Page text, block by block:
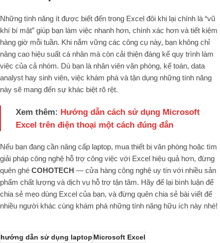
Những tính năng ít được biết đến trong Excel đôi khi lại chính là “vũ
khí bí mật” giúp bạn làm việc nhanh hơn, chính xác hơn và tiết kiệm
hàng giờ mỗi tuần. Khi nắm vững các công cụ này, bạn không chỉ
nâng cao hiệu suất cá nhân mà còn cải thiện đáng kể quy trình làm
việc của cả nhóm. Dù bạn là nhân viên văn phòng, kế toán, data
analyst hay sinh viên, việc khám phá và tận dụng những tính năng
này sẽ mang đến sự khác biệt rõ rệt.
Xem thêm: Hướng dẫn cách sử dụng Microsoft
Excel trên điện thoại một cách đúng đắn
Nếu bạn đang cần nâng cấp laptop, mua thiết bị văn phòng hoặc tìm
giải pháp công nghệ hỗ trợ công việc với Excel hiệu quả hơn, đừng
quên ghé COHOTECH — cửa hàng công nghệ uy tín với nhiều sản
phẩm chất lượng và dịch vụ hỗ trợ tận tâm. Hãy để lại bình luận để
chia sẻ mẹo dùng Excel của bạn, và đừng quên chia sẻ bài viết để
nhiều người khác cùng khám phá những tính năng hữu ích này nhé!
hướng dẫn sử dụng laptop Microsoft Excel